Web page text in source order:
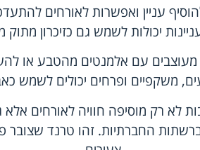
עניין ואפשרות לאורחים
יכולות לשמש גם כזיכרון מתוק
מעוצבים עם אלמנטים מהטבע או
משקפיים ופרחים יכולים לשמש
לא רק מוסיפה חוויה לאורחים
החברתיות. זהו טרנד שצובר